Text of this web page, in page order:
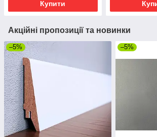
Купити
Акційні пропозиції та новинки
–5% –5%